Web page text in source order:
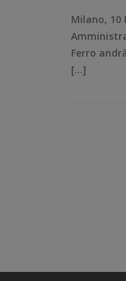
Milano, 10
Ferro
[…]